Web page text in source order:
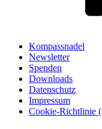
Kompassnadel
Newsletter
Spenden
Downloads
Datenschutz
Impressum
Cookie-Richtlinie